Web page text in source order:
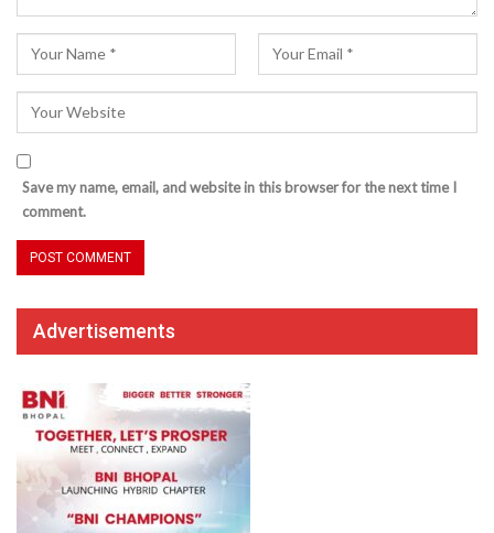
Save my name, email, and website in this browser for the next time I
comment.
Advertisements